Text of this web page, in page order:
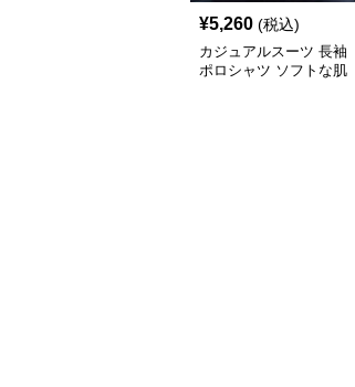
¥5,260 (税込)
カジュアルスーツ 長袖
ポロシャツ ソフトな肌